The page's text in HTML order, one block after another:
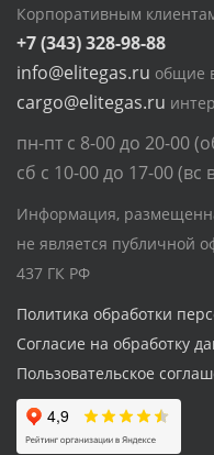
Корпоративным
+7 (343) 328-98-88
info@elitegas.ru общие
cargo@elitegas.ru
пн-пт с 8-00 до 20-00
сб с 10-00 до 17-00 (вс
Информация,
не является публичной
437 ГК РФ
Политика обработки
Согласие на обработку
Пользовательское